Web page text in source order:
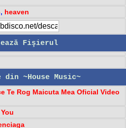
, heaven
Fişierul
~House Music~
Te Rog Maicuta Mea Oficial Video